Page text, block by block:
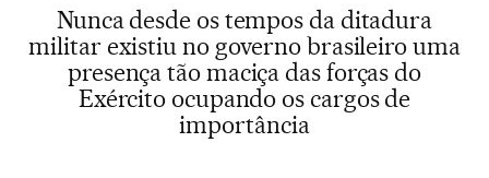
Nunca desde os tempos da ditadura
militar existiu no governo brasileiro uma
presença tão maciça das forças do
Exército ocupando os cargos de
importância